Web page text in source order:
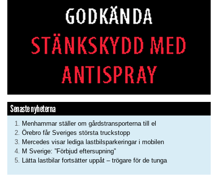
Senaste nyheterna
Menhammar ställer om gårdstransporterna till el
Örebro får Sveriges största truckstopp
Mercedes visar lediga lastbilsparkeringar i mobilen
M Sverige: ”Förbjud eftersupning”
Lätta lastbilar fortsätter uppåt – trögare för de tunga